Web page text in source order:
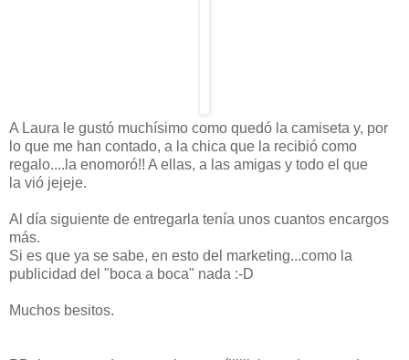
A Laura le gustó muchísimo como quedó la camiseta y, por
lo que me han contado, a la chica que la recibió como
regalo....la enomoró!! A ellas, a las amigas y todo el que
la vió jejeje.
Al día siguiente de entregarla tenía unos cuantos encargos
más.
Si es que ya se sabe, en esto del marketing...como la
publicidad del "boca a boca" nada :-D
Muchos besitos.